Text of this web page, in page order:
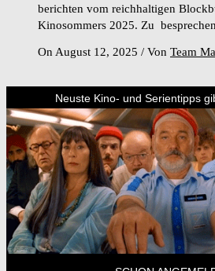
berichten vom reichhaltigen
Kinosommers 2025. Zu
On August 12, 2025 / Von Team